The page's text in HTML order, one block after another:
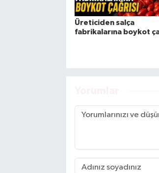
Üreticiden salça
fabrikalarına boykot